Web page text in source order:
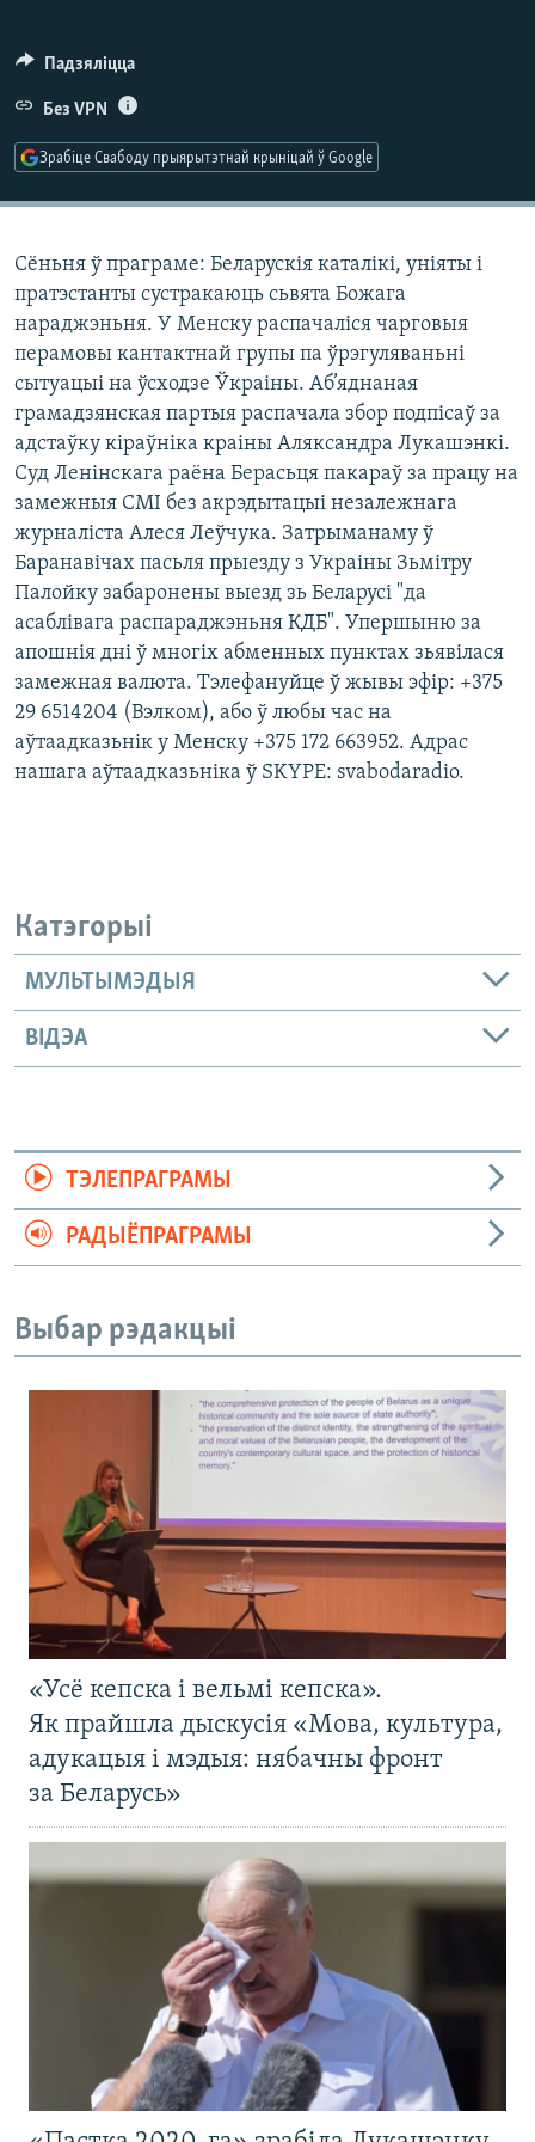
КАЛЯНДАР
НА ХВАЛЯХ СВАБОДЫ
Падзяліцца
Без VPN
Зрабіце Свабоду прыярытэтнай крыніцай ў Google
Сёньня ў праграме: Беларускія каталікі, уніяты і
пратэстанты сустракаюць сьвята Божага
нараджэньня. У Менску распачаліся чарговыя
перамовы кантактнай групы па ўрэгуляваньні
сытуацыі на ўсходзе Ўкраіны. Аб’яднаная
грамадзянская партыя распачала збор подпісаў за
адстаўку кіраўніка краіны Аляксандра Лукашэнкі.
Суд Ленінскага раёна Берасьця пакараў за працу на
замежныя СМІ без акрэдытацыі незалежнага
журналіста Алеся Леўчука. Затрыманаму ў
Баранавічах пасьля прыезду з Украіны Зьмітру
Палойку забаронены выезд зь Беларусі "да
асаблівага распараджэньня КДБ". Упершыню за
апошнія дні ў многіх абменных пунктах зьявілася
замежная валюта. Тэлефануйце ў жывы эфір: +375
29 6514204 (Вэлком), або ў любы час на
аўтаадказьнік у Менску +375 172 663952. Адрас
нашага аўтаадказьніка ў SKYPE: svabodaradio.
Катэгорыі
МУЛЬТЫМЭДЫЯ
ВІДЭА
ТЭЛЕПРАГРАМЫ
РАДЫЁПРАГРАМЫ
Выбар рэдакцыі
«Усё кепска і вельмі кепска».
Як прайшла дыскусія «Мова, культура,
адукацыя і мэдыя: нябачны фронт
за Беларусь»